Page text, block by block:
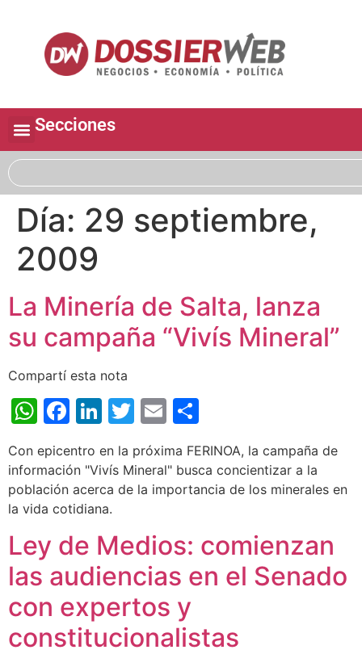
Secciones
Día: 29 septiembre,
2009
La Minería de Salta, lanza
su campaña “Vivís Mineral”
Compartí esta nota
WhatsApp
Facebook
LinkedIn
Twitter
Email
Con epicentro en la próxima FERINOA, la campaña de
información "Vivís Mineral" busca concientizar a la
población acerca de la importancia de los minerales en
la vida cotidiana.
Ley de Medios: comienzan
las audiencias en el Senado
con expertos y
constitucionalistas